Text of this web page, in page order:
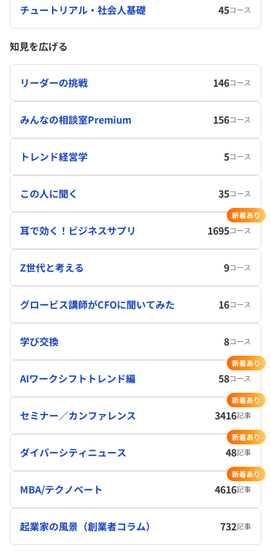
チュートリアル・社会人基礎 45コース
知見を広げる
リーダーの挑戦 146コース
みんなの相談室Premium 156コース
トレンド経営学 5コース
この人に聞く 35コース
耳で効く！ビジネスサプリ 1695コース
新着あり
Z世代と考える 9コース
グロービス講師がCFOに聞いてみた 16コース
学び交換 8コース
AIワークシフトトレンド編 58コース
新着あり
セミナー／カンファレンス 3416記事
新着あり
ダイバーシティニュース 48記事
新着あり
MBA/テクノベート 4616記事
新着あり
起業家の風景（創業者コラム） 732記事